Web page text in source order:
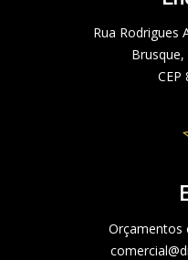
Rua Rodrigues
Brusque,
CEP
Orçamentos